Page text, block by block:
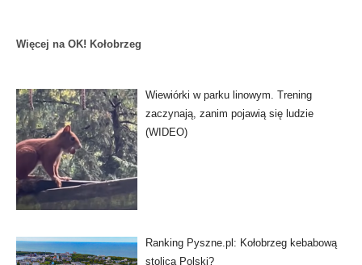
Więcej na OK! Kołobrzeg
Wiewiórki w parku linowym. Trening
zaczynają, zanim pojawią się ludzie
(WIDEO)
Ranking Pyszne.pl: Kołobrzeg kebabową
stolicą Polski?